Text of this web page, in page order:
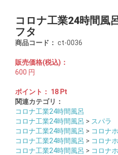
コロナ工業24時間風
フタ
商品コード： ct-0036
販売価格(税込)：
600 円
ポイント： 18 Pt
関連カテゴリ：
コロナ工業24時間風呂
コロナ工業24時間風呂 > スパラ
コロナ工業24時間風呂 > コロナ
コロナ工業24時間風呂 > コロナ
コロナ工業24時間風呂 > コロナ